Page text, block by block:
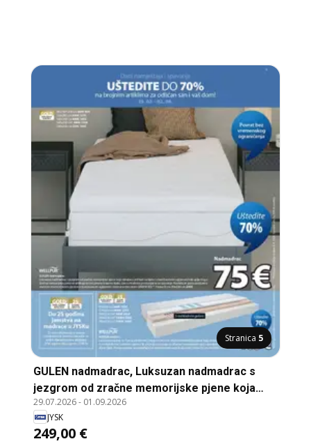
Stranica 5
GULEN nadmadrac, Luksuzan nadmadrac s
jezgrom od zračne memorijske pjene koja
ublažava pritisak na tijelo i s bambusovim
ugljenom i tretirana biocidom GREENFIRST®.
Visina: 8 cm. 80x200 cm
29.07.2026- 01.09.2026
JYSK
249,00 €